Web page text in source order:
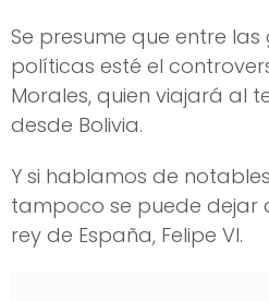
Se presume que entre
políticas esté el
Morales, quien viajará al
desde Bolivia.
Y si hablamos de
tampoco se puede dejar
rey de España, Felipe VI.